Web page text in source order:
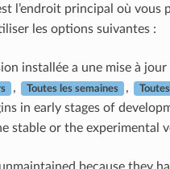
l’endroit principal où vous
les options suivantes :
installée a une mise à
, Toutes les semaines ,
in early stages of
stable or the experimental